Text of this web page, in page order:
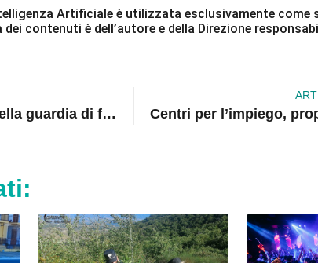
Artificiale è utilizzata esclusivamente come
contenuti è dell’autore e della Direzione
Rossano. Droga, blitz della guardia di finanza. 40enne in manette